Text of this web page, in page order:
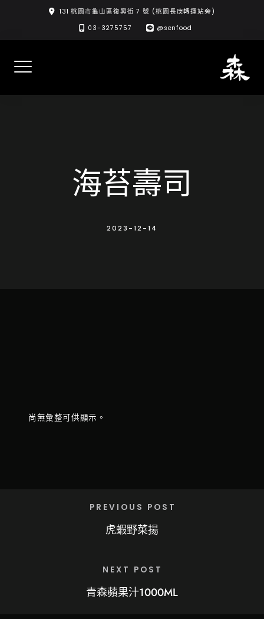
content
131 桃園市龜山區復興街 7 號 (桃園長庚轉運站旁)
03-3275757
@senfood
海苔壽司
2023-12-14
尚無彙整可供顯示。
PREVIOUS POST
虎蝦野菜揚
NEXT POST
青森蘋果汁1000ML